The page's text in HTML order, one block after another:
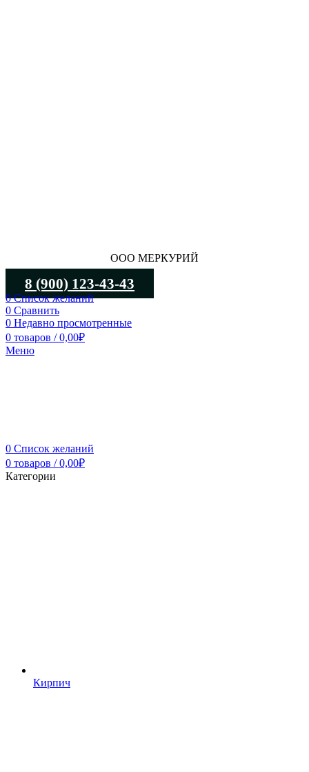
ООО МЕРКУРИЙ
8 (900) 123-43-43
0Список желаний
0 Сравнить
0 Недавно просмотренные
0 товаров / 0,00₽
Меню
0 Список желаний
0 товаров / 0,00₽
Категории
Кирпич